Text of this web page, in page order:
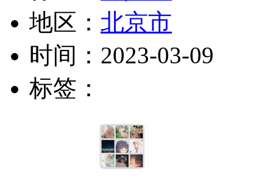
地区： 北京市
时间： 2023-03-09
标签：